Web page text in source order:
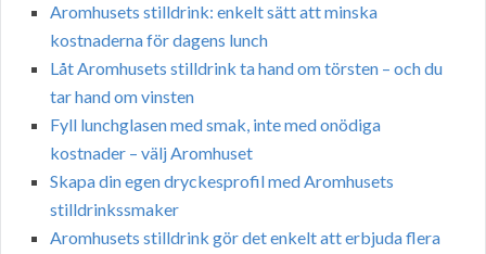
Aromhusets stilldrink: enkelt sätt att minska
kostnaderna för dagens lunch
Låt Aromhusets stilldrink ta hand om törsten – och du
tar hand om vinsten
Fyll lunchglasen med smak, inte med onödiga
kostnader – välj Aromhuset
Skapa din egen dryckesprofil med Aromhusets
stilldrinkssmaker
Aromhusets stilldrink gör det enkelt att erbjuda flera